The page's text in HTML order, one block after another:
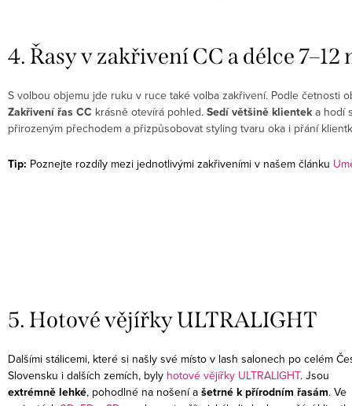
4. Řasy v zakřivení CC a délce 7–12
S volbou objemu jde ruku v ruce také volba zakřivení. Podle četnosti
Zakřivení řas CC krásně otevírá pohled. Sedí většině klienteka hodí
přirozeným přechodem a přizpůsobovat styling tvaru oka i přání
Tip: Poznejte rozdíly mezi jednotlivými zakřiveními v našem článku
5. Hotové vějířky ULTRALIGHT
Dalšími stálicemi, které si našly své místo v lash salonech po celém
Slovensku i dalších zemích, byly hotové vějířky ULTRALIGHT. Jsou
extrémně lehké, pohodlné na nošení a šetrné k přírodním řasám. Ve